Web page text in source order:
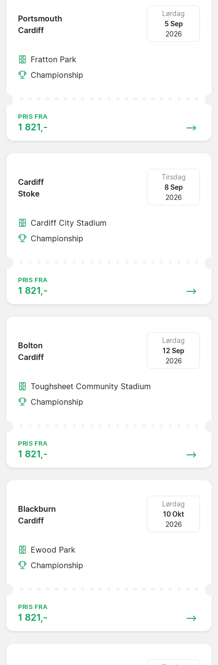
Portsmouth
Cardiff
Lørdag
5 Sep
2026
Fratton Park
Championship
PRIS FRA
1 821,-
Cardiff
Stoke
Tirsdag
8 Sep
2026
Cardiff City Stadium
Championship
PRIS FRA
1 821,-
Bolton
Cardiff
Lørdag
12 Sep
2026
Toughsheet Community Stadium
Championship
PRIS FRA
1 821,-
Blackburn
Cardiff
Lørdag
10 Okt
2026
Ewood Park
Championship
PRIS FRA
1 821,-